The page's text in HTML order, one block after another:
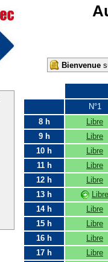
Bienvenue
N°1
8 h
Libre
9 h
Libre
10 h
Libre
11 h
Libre
12 h
Libre
13 h
Libre
14 h
Libre
15 h
Libre
16 h
Libre
17 h
Libre